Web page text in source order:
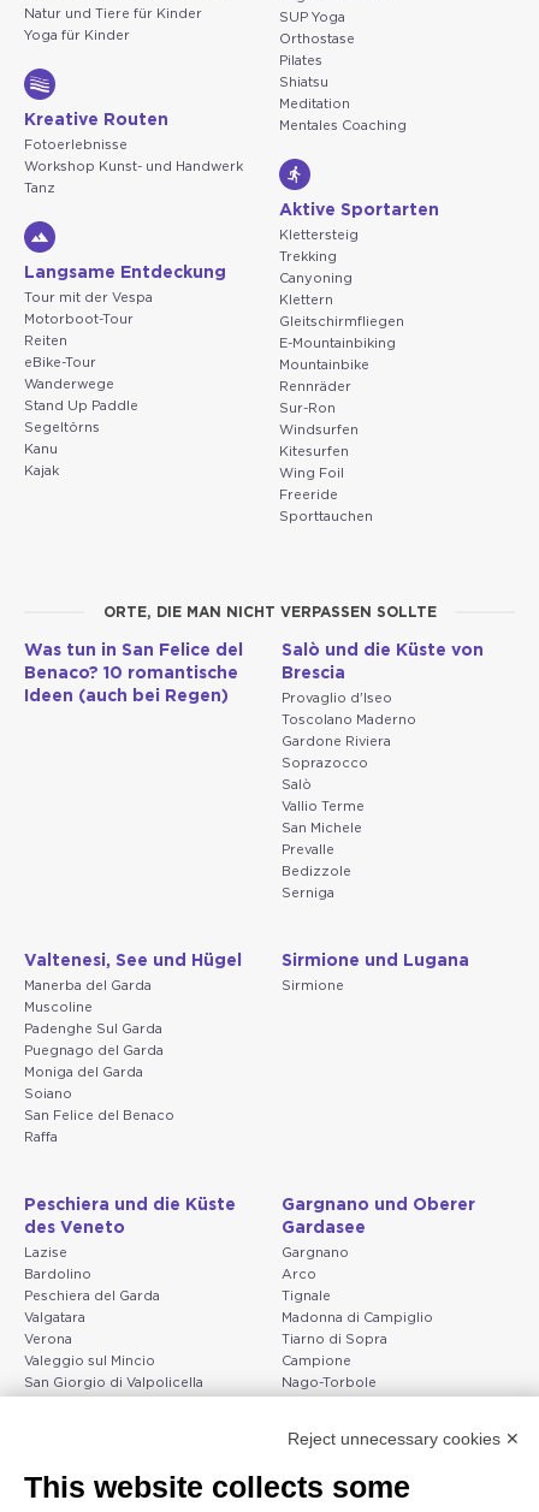
Natur und Tiere für Kinder
Yoga für Kinder
Kreative Routen
Fotoerlebnisse
Workshop Kunst- und Handwerk
Tanz
Langsame Entdeckung
Tour mit der Vespa
Motorboot-Tour
Reiten
eBike-Tour
Wanderwege
Stand Up Paddle
Segeltörns
Kanu
Kajak
SUP Yoga
Orthostase
Pilates
Shiatsu
Meditation
Mentales Coaching
Aktive Sportarten
Klettersteig
Trekking
Canyoning
Klettern
Gleitschirmfliegen
E-Mountainbiking
Mountainbike
Rennräder
Sur-Ron
Windsurfen
Kitesurfen
Wing Foil
Freeride
Sporttauchen
ORTE, DIE MAN NICHT VERPASSEN SOLLTE
Was tun in San Felice del
Benaco? 10 romantische
Ideen (auch bei Regen)
Salò und die Küste von
Brescia
Provaglio d'Iseo
Toscolano Maderno
Gardone Riviera
Soprazocco
Salò
Vallio Terme
San Michele
Prevalle
Bedizzole
Serniga
Valtenesi, See und Hügel
Manerba del Garda
Muscoline
Padenghe Sul Garda
Puegnago del Garda
Moniga del Garda
Soiano
San Felice del Benaco
Raffa
Sirmione und Lugana
Sirmione
Peschiera und die Küste
des Veneto
Lazise
Bardolino
Peschiera del Garda
Valgatara
Verona
Valeggio sul Mincio
San Giorgio di Valpolicella
Ponti sul Mincio
Gargnano und Oberer
Gardasee
Gargnano
Arco
Tignale
Madonna di Campiglio
Tiarno di Sopra
Campione
Nago-Torbole
Villa Lagarina
Reject unnecessary cookies ✕
This website collects some